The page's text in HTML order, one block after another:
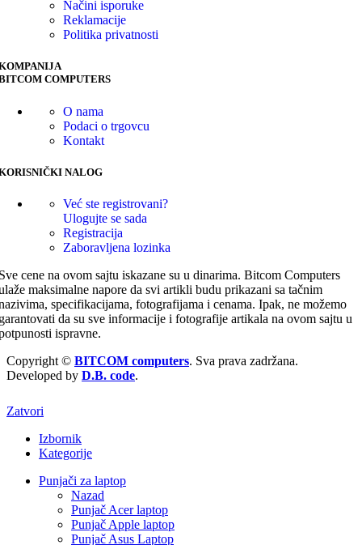
Načini isporuke
Reklamacije
Politika privatnosti
COMPUTERS
O nama
Podaci o trgovcu
Kontakt
NALOG
Već ste registrovani?
Ulogujte se sada
Registracija
Zaboravljena lozinka
cene na ovom sajtu iskazane su u dinarima. Bitcom Computers
maksimalne napore da svi artikli budu prikazani sa tačnim
specifikacijama, fotografijama i cenama. Ipak, ne možemo
da su sve informacije i fotografije artikala na ovom sajtu u
ispravne.
Copyright © BITCOM computers. Sva prava zadržana.
Developed by D.B. code.
Zatvori
Izbornik
Kategorije
Punjači za laptop
Nazad
Punjač Acer laptop
Punjač Apple laptop
Punjač Asus Laptop